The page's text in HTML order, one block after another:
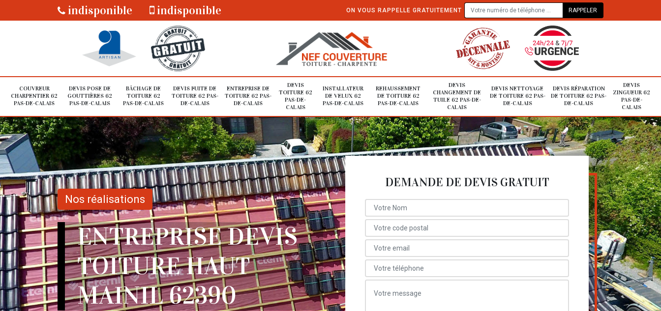
indisponible indisponible ON VOUS RAPPELLE GRATUITEMENT
COUVREUR
CHARPENTIER 62
PAS-DE-CALAIS
DEVIS POSE DE
GOUTTIÈRES 62
PAS-DE-CALAIS
BÂCHAGE DE
TOITURE 62
PAS-DE-CALAIS
DEVIS FUITE DE
TOITURE 62 PAS-
DE-CALAIS
ENTREPRISE DE
TOITURE 62 PAS-
DE-CALAIS
DEVIS
TOITURE 62
PAS-DE-
CALAIS
INSTALLATEUR
DE VELUX 62
PAS-DE-CALAIS
REHAUSSEMENT
DE TOITURE 62
PAS-DE-CALAIS
DEVIS
CHANGEMENT DE
TUILE 62 PAS-DE-
CALAIS
DEVIS NETTOYAGE
DE TOITURE 62 PAS-
DE-CALAIS
DEVIS RÉPARATION
DE TOITURE 62 PAS-
DE-CALAIS
DEVIS
ZINGUEUR 62
PAS-DE-
CALAIS
Nos réalisations
ENTREPRISE DEVIS
TOITURE HAUT
MAINIL 62390
DEMANDE DE DEVIS GRATUIT